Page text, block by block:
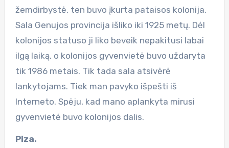
žemdirbystė, ten buvo įkurta pataisos kolonija.
Sala Genujos provincija išliko iki 1925 metų. Dėl
kolonijos statuso ji liko beveik nepakitusi labai
ilgą laiką, o kolonijos gyvenvietė buvo uždaryta
tik 1986 metais. Tik tada sala atsivėrė
lankytojams. Tiek man pavyko išpešti iš
Interneto. Spėju, kad mano aplankyta mirusi
gyvenvietė buvo kolonijos dalis.
Piza.